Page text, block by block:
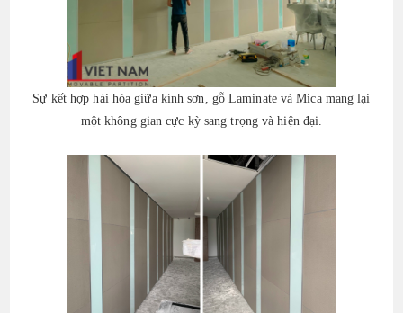
Sự kết hợp hài hòa giữa kính sơn, gỗ Laminate và Mica mang lại
một không gian cực kỳ sang trọng và hiện đại.